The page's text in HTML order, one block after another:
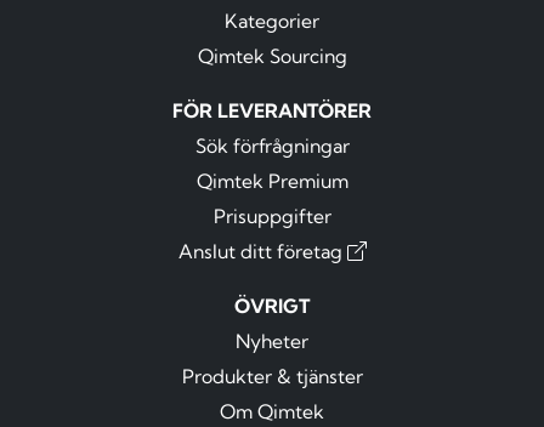
Kategorier
Qimtek Sourcing
FÖR LEVERANTÖRER
Sök förfrågningar
Qimtek Premium
Prisuppgifter
Anslut ditt företag
ÖVRIGT
Nyheter
Produkter & tjänster
Om Qimtek